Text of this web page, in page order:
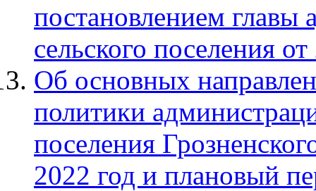
постановлением главы
сельского поселения
Об основных
политики
поселения
2022 год и плановый